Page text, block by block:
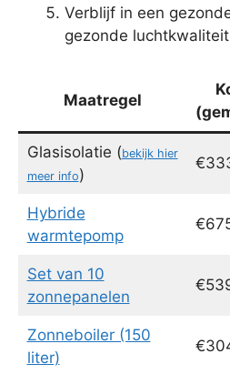
Verblijf in een
gezonde
Maatregel
Glasisolatie (bekijk hier
meer info)
Hybride
warmtepomp
Set van 10
zonnepanelen
Zonneboiler (150
liter)